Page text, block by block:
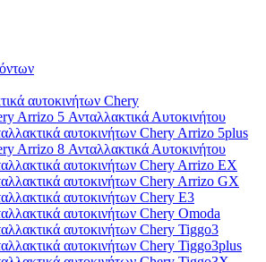
αυτοκινήτων Chery
Arrizo 5 Ανταλλακτικά Αυτοκινήτου
αυτοκινήτων Chery Arrizo 5plus
Arrizo 8 Ανταλλακτικά Αυτοκινήτου
αυτοκινήτων Chery Arrizo EX
αυτοκινήτων Chery Arrizo GX
αυτοκινήτων Chery E3
αυτοκινήτων Chery Omoda
αυτοκινήτων Chery Tiggo3
αυτοκινήτων Chery Tiggo3plus